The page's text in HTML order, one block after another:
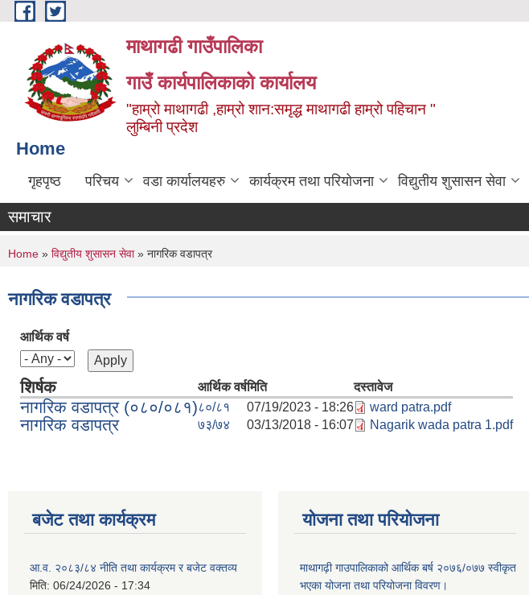
Skip to main content
माथागढी गाउँपालिका
गाउँ कार्यपालिकाको कार्यालय
"हाम्रो माथागढी ,हाम्रो शान:समृद्ध माथागढी हाम्रो पहिचान "
लुम्बिनी प्रदेश
Home
गृहपृष्ठ परिचय वडा कार्यालयहरु कार्यक्रम तथा परियोजना विद्युतीय शुसासन सेवा
समाचार
You are here
Home » विद्युतीय शुसासन सेवा» नागरिक वडापत्र
नागरिक वडापत्र
आर्थिक वर्ष
शिर्षक आर्थिक वर्षमिति दस्तावेज
नागरिक वडापत्र (०८०/०८१)८०/८१ 07/19/2023 - 18:26 ward patra.pdf
नागरिक वडापत्र ७३/७४ 03/13/2018 - 16:07 Nagarik wada patra 1.pdf
बजेट तथा कार्यक्रम
आ.व. २०८३/८४ नीति तथा कार्यक्रम र बजेट वक्तव्य
मिति: 06/24/2026 - 17:34
योजना तथा परियोजना
माथागढ़ी गाउपालिकाको आर्थिक बर्ष २०७६/०७७ स्वीकृत
भएका योजना तथा परियोजना विवरण।